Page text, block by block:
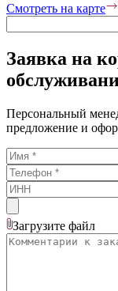
Смотреть на карте
Заявка на
Персональный
предложение и
Загрузите файл